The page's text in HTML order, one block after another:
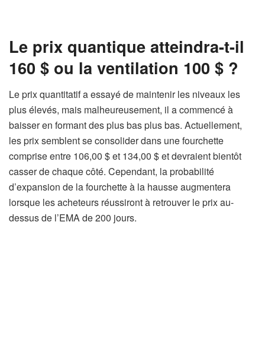
Le prix quantique atteindra-t-il
160 $ ou la ventilation 100 $ ?
Le prix quantitatif a essayé de maintenir les niveaux les
plus élevés, mais malheureusement, il a commencé à
baisser en formant des plus bas plus bas. Actuellement,
les prix semblent se consolider dans une fourchette
comprise entre 106,00 $ et 134,00 $ et devraient bientôt
casser de chaque côté. Cependant, la probabilité
d’expansion de la fourchette à la hausse augmentera
lorsque les acheteurs réussiront à retrouver le prix au-
dessus de l’EMA de 200 jours.